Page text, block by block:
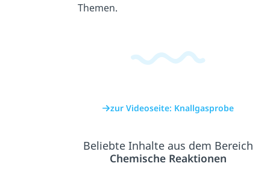
Themen.
zur Videoseite: Knallgasprobe
Beliebte Inhalte aus dem Bereich
Chemische Reaktionen